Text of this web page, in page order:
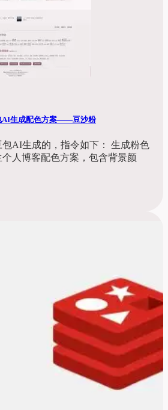
AI生成配色方案——豆沙粉
AI生成的，指令如下： 生成粉色
人博客配色方案，包含背景颜